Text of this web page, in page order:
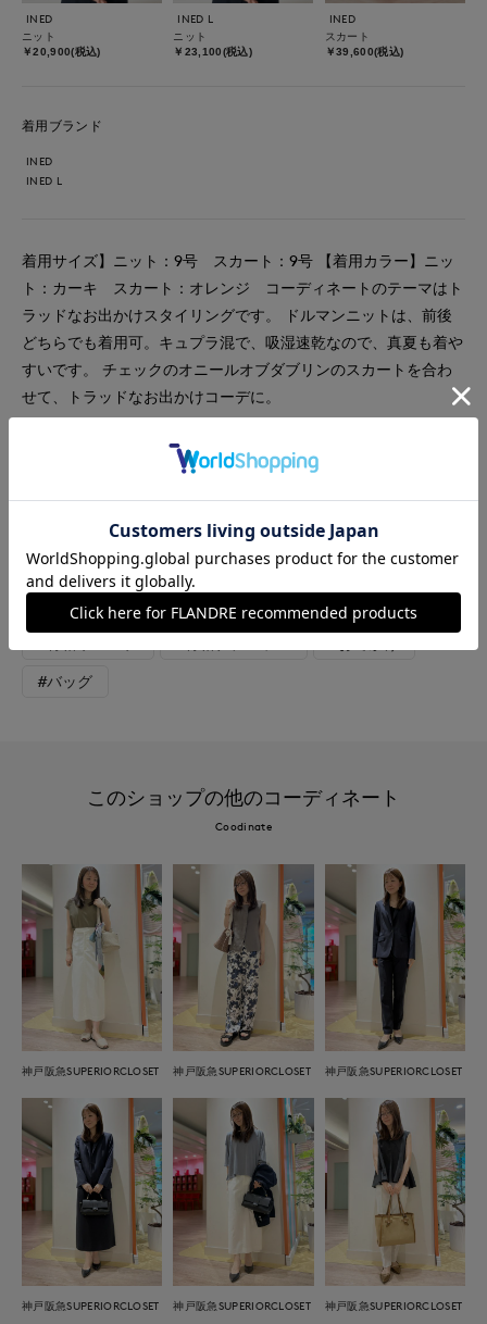
INED
ニット
￥20,900(税込)
INED L
ニット
￥23,100(税込)
INED
スカート
￥39,600(税込)
着用ブランド
INED
INED L
着用サイズ】ニット：9号 スカート：9号 【着用カラー】ニッ
ト：カーキ スカート：オレンジ コーディネートのテーマはト
ラッドなお出かけスタイリングです。 ドルマンニットは、前後
どちらでも着用可。キュプラ混で、吸湿速乾なので、真夏も着や
すいです。 チェックのオニールオブダブリンのスカートを合わ
せて、トラッドなお出かけコーデに。
#ニット #通勤・仕事
#ウォッシャブル #イージーケア
#大きいサイズ #リネン #チェック
#エレガンス #トラッド #骨格ストレート
#バッグ
このショップの他のコーディネート
Coodinate
神戸阪急SUPERIORCLOSET 神戸阪急SUPERIORCLOSET 神戸阪急SUPERIORCLOSET
神戸阪急SUPERIORCLOSET 神戸阪急SUPERIORCLOSET 神戸阪急SUPERIORCLOSET